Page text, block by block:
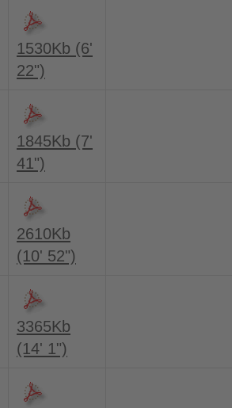
1530Kb (6'
22")
1845Kb (7'
41")
2610Kb
(10' 52")
3365Kb
(14' 1")